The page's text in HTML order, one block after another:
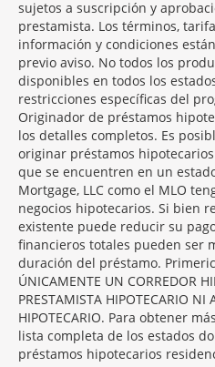
sujetos a suscripción y
prestamista. Los términos,
información y condiciones
previo aviso. No todos los
disponibles en todos los
restricciones específicas del
Originador de préstamos
los detalles completos. Es
originar préstamos
que se encuentren en un
Mortgage, LLC como el MLO
negocios hipotecarios. Si bien
existente puede reducir su
financieros totales pueden ser
duración del préstamo.
ÚNICAMENTE UN CORREDOR
PRESTAMISTA HIPOTECARIO NI
HIPOTECARIO. Para obtener
lista completa de los estados
préstamos hipotecarios